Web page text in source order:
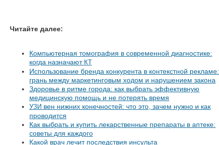
Читайте далее:
Компьютерная томография в современной диагностике:
когда назначают КТ
Использование бренда конкурента в контекстной рекламе:
грань между маркетинговым ходом и нарушением закона
Здоровье в ритме города: как выбрать эффективную
медицинскую помощь и не потерять время
УЗИ вен нижних конечностей: что это, зачем нужно и как
проводится
Как выбрать и купить лекарственные препараты в аптеке:
советы для каждого
Какой врач лечит последствия инсульта